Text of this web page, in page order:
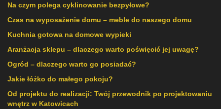
Na czym polega cyklinowanie bezpyłowe?
Czas na wyposażenie domu – meble do naszego domu
Kuchnia gotowa na domowe wypieki
Aranżacja sklepu – dlaczego warto poświęcić jej uwagę?
Ogród – dlaczego warto go posiadać?
Jakie łóżko do małego pokoju?
Od projektu do realizacji: Twój przewodnik po projektowaniu
wnętrz w Katowicach